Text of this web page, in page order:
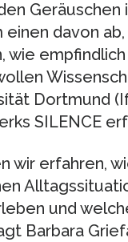
Geräuschen
davon
wie
Dortmund
SILENCE
wir erfahren,
und
Barbara